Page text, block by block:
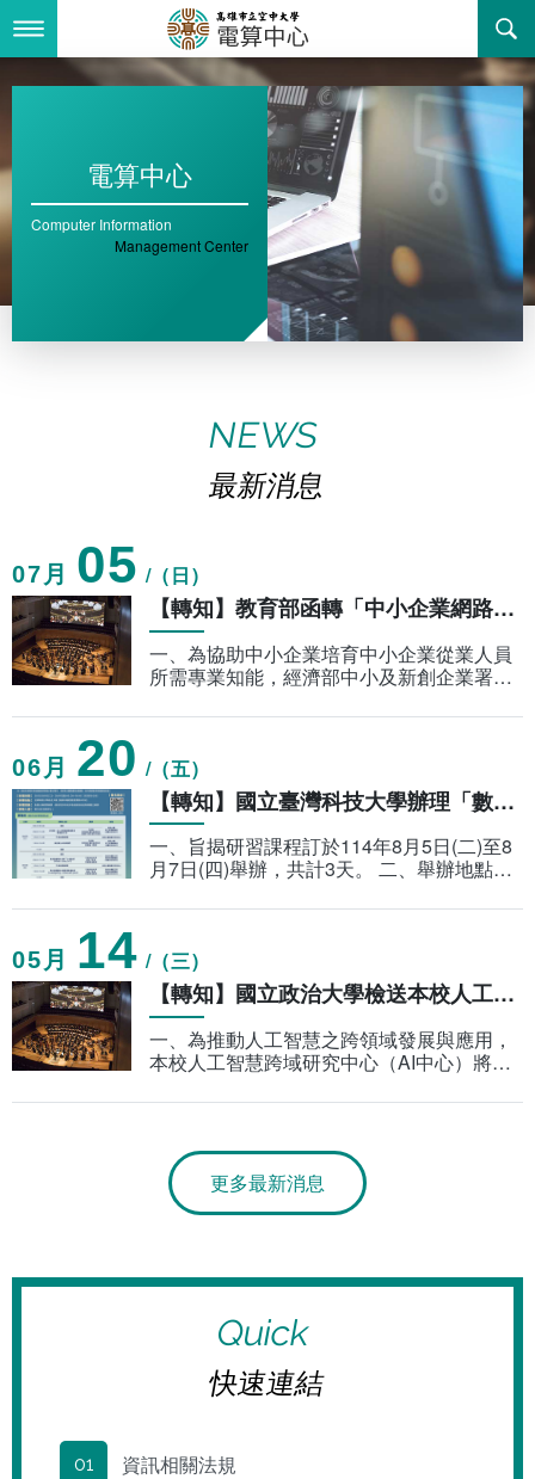
跳
到
最新消息
關於我們
組織職掌
業務服務
自由軟體清單
統計資訊服務
常見問答
相關連結
電算中心
Computer Information
Management Center
NEWS
最新消息
07 05 (日)
【轉知】教育部函轉「中小企業網路大學校」數位學習平台學習資源簡介資料1份，請鼓勵所屬師生踴躍參與課程學習，請查照。
一、為協助中小企業培育中小企業從業人員
所需專業知能，經濟部中小及新創企業署建
提供多元豐富學習資源，超過600門免費線
(生產
06 20 (五)
【轉知】國立臺灣科技大學辦理「數位雙生XR技術實作與資安防護鑑識實務研習營」，敬邀貴校教師踴躍參與並惠予協助公告。
一、旨揭研習課程訂於114年8月5日(二)至8
月7日(四)舉辦，共計3天。 二、舉辦地點：
(高雄市鳥松區澄清路840號)。 三、線上報
05 14 (三)
【轉知】國立政治大學檢送本校人工智慧跨域研究中心辦理「2025 NCCU Innofest （113-2學期課程期末海報聯展）」海報。
一、為推動人工智慧之跨領域發展與應用，
本校人工智慧跨域研究中心（AI中心）將於6
學期課程期末海報聯展），邀集本校14門和
更多最新消息
Quick
快速連結
01 資訊相關法規